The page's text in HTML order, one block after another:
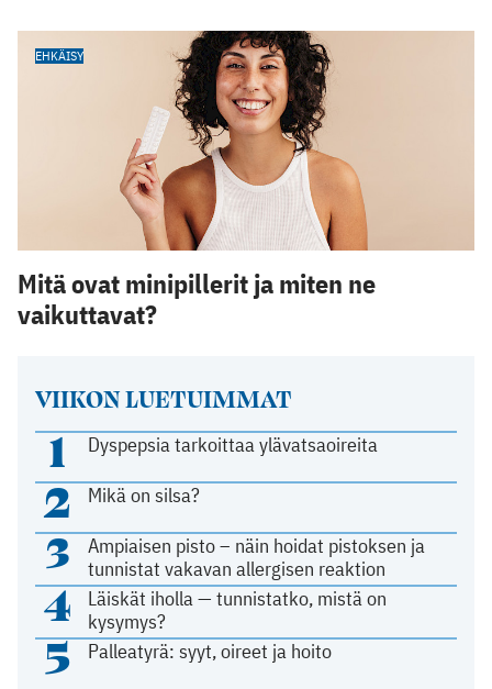
VIIKON LUETUIMMAT
1 Dyspepsia tarkoittaa ylävatsaoireita
2 Mikä on silsa?
3
Ampiaisen pisto – näin hoidat pistoksen ja
tunnistat vakavan allergisen reaktion
4
Läiskät iholla — tunnistatko, mistä on
kysymys?
5 Palleatyrä: syyt, oireet ja hoito
EHKÄISY
Mitä ovat minipillerit ja miten ne
vaikuttavat?